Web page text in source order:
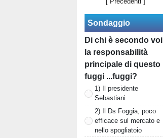
Sondaggio
Di chi è secondo voi
la responsabilità
principale di questo
fuggi ...fuggi?
1) Il presidente
Sebastiani
2) Il Ds Foggia, poco
efficace sul mercato e
nello spogliatoio